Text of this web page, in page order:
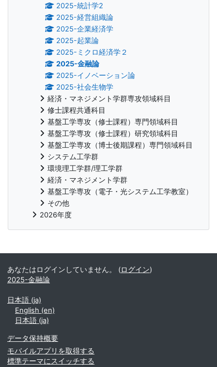
2025-統計学2
2025-経営組織論
2025-企業経済学
2025-起業論
2025-ミクロ経済学２
2025-金融論
2025-イノベーション論
2025-社会生物学
経済・マネジメント学群専攻領域科目
修士課程共通科目
基盤工学専攻（修士課程）専門領域科目
基盤工学専攻（修士課程）研究領域科目
基盤工学専攻（博士後期課程）専門領域科目
システム工学群
環境理工学群/理工学群
経済・マネジメント学群
基盤工学専攻（電子・光システム工学教室）
その他
2026年度
補助ブロック
あなたはログインしていません。 (ログイン)
2025-金融論
日本語 ‎(ja)‎
English ‎(en)‎
日本語 ‎(ja)‎
データ保持概要
モバイルアプリを取得する
標準テーマにスイッチする